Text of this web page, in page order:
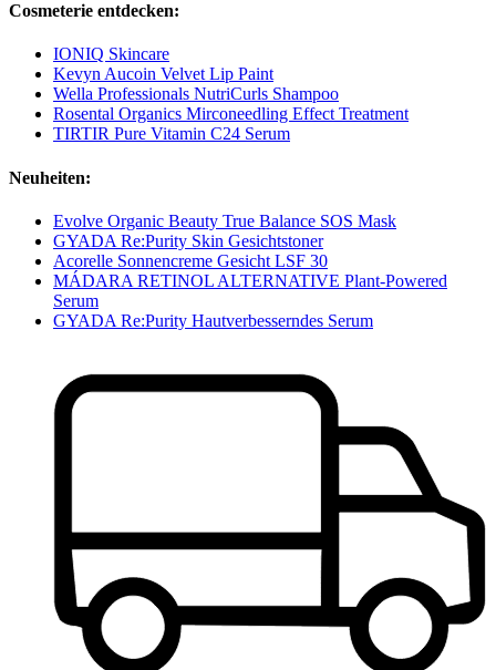
Cosmeterie entdecken:
IONIQ Skincare
Kevyn Aucoin Velvet Lip Paint
Wella Professionals NutriCurls Shampoo
Rosental Organics Mirconeedling Effect Treatment
TIRTIR Pure Vitamin C24 Serum
Neuheiten:
Evolve Organic Beauty True Balance SOS Mask
GYADA Re:Purity Skin Gesichtstoner
Acorelle Sonnencreme Gesicht LSF 30
MÁDARA RETINOL ALTERNATIVE Plant-Powered
Serum
GYADA Re:Purity Hautverbesserndes Serum